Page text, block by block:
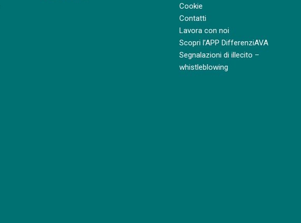
Cookie
Contatti
Lavora con noi
Scopri l’APP DifferenziAVA
Segnalazioni di illecito –
whistleblowing